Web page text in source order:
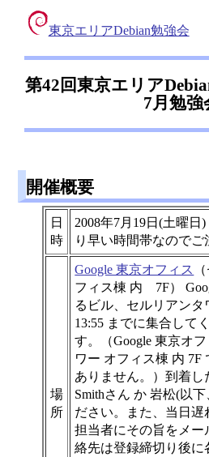
東京エリアDebian勉強会
第42回東京エリア
7月勉強
開催概要
日
時
2008年7月19日(土曜日)
り早い時間帯なのでご
場
所
Google 東京オフィス
フィス棟 内 7F）
るビル、セルリアンタ
13:55 までに集合して
す。（Google 東京オ
ワー オフィス棟 内 7F
ありません。）到着し
Smithさん か 岩松(以
ださい。また、当日遅
担当者にその旨をメ
絡先は登録締切り後